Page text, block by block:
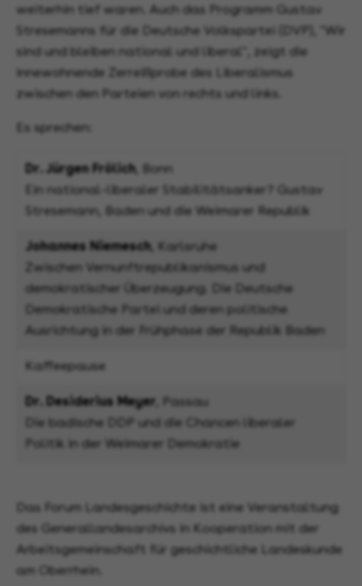
weiterhin tief waren. Auch das Programm Gustav
Stresemanns für die Deutsche Volkspartei (DVP), "Wir
sind und bleiben national und liberal", zeigt die
innewohnende Zerreißprobe des Liberalismus
zwischen den Parteien von rechts und links.
Es sprechen:
Dr. Jürgen Frölich, Bonn
Ein national-liberaler Stabilitätsanker? Gustav
Stresemann, Baden und die Weimarer Republik
Johannes Niemesch, Karlsruhe
Zwischen Vernunftrepublikanismus und
demokratischer Überzeugung. Die Deutsche
Demokratische Partei und deren politische
Ausrichtung in der Frühphase der Republik Baden
Kaffeepause
Dr. Desiderius Meyer , Passau
Die badische DDP und die Chancen liberaler
Politik in der Weimarer Demokratie
Das Forum Landesgeschichte ist eine Veranstaltung
des Generallandesarchivs in Kooperation mit der
Arbeitsgemeinschaft für geschichtliche Landeskunde
am Oberrhein.